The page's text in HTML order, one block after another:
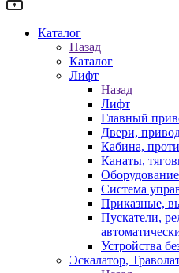
Каталог
Назад
Каталог
Лифт
Назад
Лифт
Главный
Двери,
Кабина,
Канаты,
Система
Приказные,
Пускатели,
Устройства
Эскалатор,